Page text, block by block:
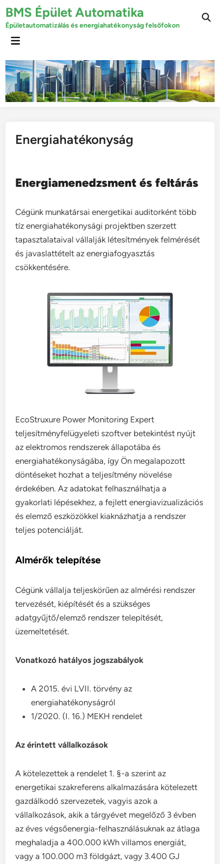
Skip
to
content
BMS Épület Automatika
Épületautomatizálás és energiahatékonyság felsőfokon
Main
Energiahatékonyság
Energiamenedzsment és feltárás
Cégünk munkatársai energetikai auditorként több
tíz energiahatékonysági projektben szerzett
tapasztalataival vállalják létesítmények felmérését
és javaslattételt az energiafogyasztás
csökkentésére.
EcoStruxure Power Monitoring Expert
teljesítményfelügyeleti szoftver betekintést nyújt
az elektromos rendszerek állapotába és
energiahatékonyságába, így Ön megalapozott
döntéseket hozhat a teljesítmény növelése
érdekében. Az adatokat felhasználhatja a
gyakorlati lépésekhez, a fejlett energiavizualizációs
és elemző eszközökkel kiaknázhatja a rendszer
teljes potenciálját.
Almérők telepítése
Cégünk vállalja teljeskörűen az almérési rendszer
tervezését, kiépítését és a szükséges
adatgyűjtő/elemző rendszer telepítését,
üzemeltetését.
Vonatkozó hatályos jogszabályok
A 2015. évi LVII. törvény az
energiahatékonyságról
1/2020. (I. 16.) MEKH rendelet
Az érintett vállalkozások
A kötelezettek a rendelet 1. §-a szerint az
energetikai szakreferens alkalmazására kötelezett
gazdálkodó szervezetek, vagyis azok a
vállalkozások, akik a tárgyévet megelőző 3 évben
az éves végsőenergia-felhasználásuknak az átlaga
meghaladja a 400.000 kWh villamos energiát,
vagy a 100.000 m3 földgázt, vagy 3.400 GJ